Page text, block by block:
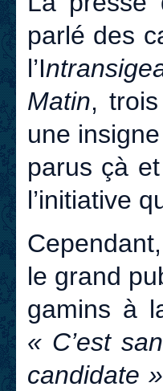
parlé des
l’I
Matin,
une
parus çà
l’initiative
le grand
gamins à
« C’est
candidate »